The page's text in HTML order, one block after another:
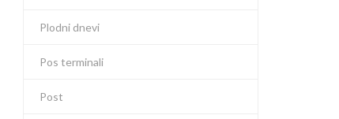
Plodni dnevi
Pos terminali
Post